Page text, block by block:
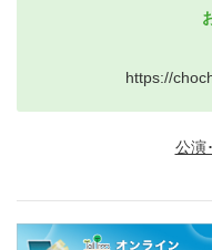
https://
公演